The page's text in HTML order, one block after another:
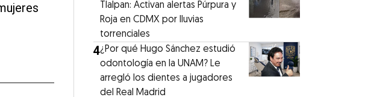
Tlalpan: Activan alertas Púrpura y
Roja en CDMX por lluvias
torrenciales
4¿Por qué Hugo Sánchez estudió
odontología en la UNAM? Le
arregló los dientes a jugadores
del Real Madrid